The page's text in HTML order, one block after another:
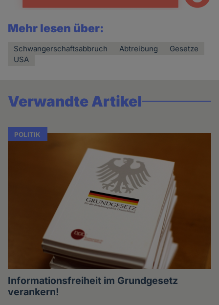
Mehr lesen über:
Schwangerschaftsabbruch Abtreibung
Gesetze
USA
Verwandte Artikel
POLITIK
Informationsfreiheit im Grundgesetz
verankern!